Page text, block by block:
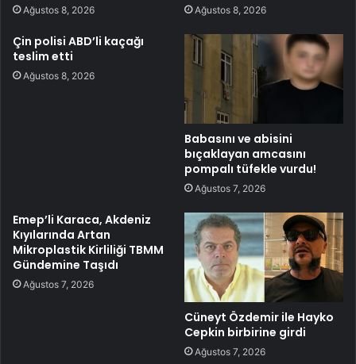
Ağustos 8, 2026 Ağustos 8, 2026
Çin polisi ABD’li kaçağı
teslim etti
Ağustos 8, 2026
Babasını ve abisini
bıçaklayan amcasını
pompalı tüfekle vurdu!
Ağustos 7, 2026
Emep’li Karaca, Akdeniz
Kıyılarında Artan
Mikroplastik Kirliliği TBMM
Gündemine Taşıdı
Ağustos 7, 2026
Cüneyt Özdemir ile Hayko
Cepkin birbirine girdi
Ağustos 7, 2026